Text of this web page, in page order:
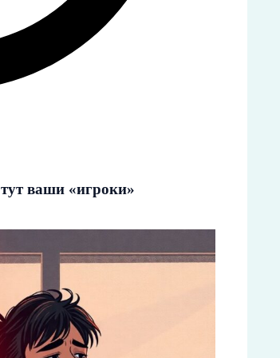
ваши «игроки»